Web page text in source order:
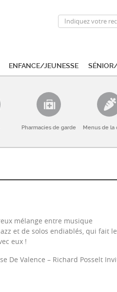
Enfance/Jeunesse
Pharmacies de garde Menus de la
mélange entre musique
et de solos endiablés, qui fait
eux !
De Valence – Richard Posselt